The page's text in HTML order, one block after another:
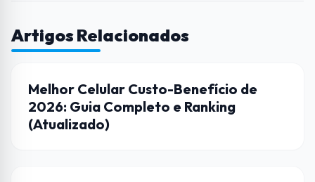
Artigos Relacionados
DICAS
Melhor Celular Custo-Benefício de
2026: Guia Completo e Ranking
(Atualizado)